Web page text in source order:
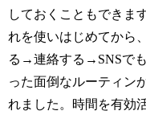
しておくこともできま
れを使いはじめてから
る→連絡する→SNSで
った面倒なルーティン
れました。時間を有効